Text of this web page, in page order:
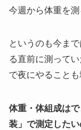
今週から体重を測
というのも今ま
る直前に測って
で夜にやることも
体重・体組成は
装」で測定したい